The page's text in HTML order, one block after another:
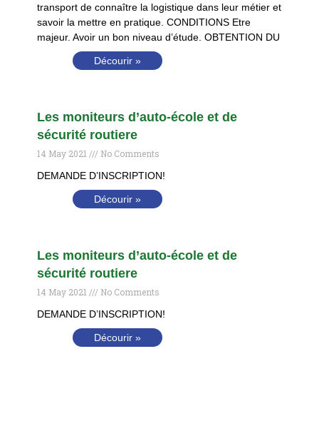
transport de connaître la logistique dans leur métier et
savoir la mettre en pratique. CONDITIONS Etre
majeur. Avoir un bon niveau d’étude. OBTENTION DU
Décourir »
Les moniteurs d’auto-école et de
sécurité routiere
14 May 2021
No Comments
DEMANDE D’INSCRIPTION!
Décourir »
Les moniteurs d’auto-école et de
sécurité routiere
14 May 2021
No Comments
DEMANDE D’INSCRIPTION!
Décourir »